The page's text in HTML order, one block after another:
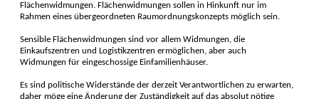
Flächenwidmungen. Flächenwidmungen sollen in Hinkunft nur im
Rahmen eines übergeordneten Raumordnungskonzepts möglich sein.
Sensible Flächenwidmungen sind vor allem Widmungen, die
Einkaufszentren und Logistikzentren ermöglichen, aber auch
Widmungen für eingeschossige Einfamilienhäuser.
Es sind politische Widerstände der derzeit Verantwortlichen zu erwarten,
daher möge eine Änderung der Zuständigkeit auf das absolut nötige